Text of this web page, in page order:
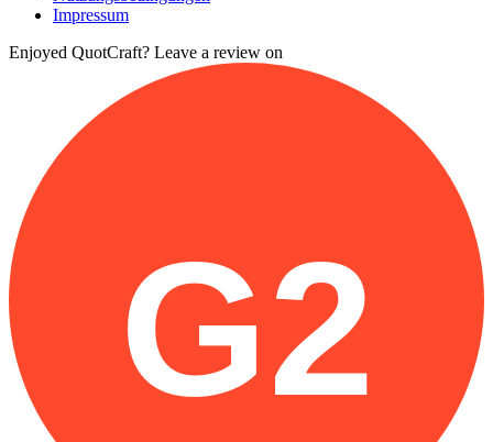
Impressum
Enjoyed QuotCraft? Leave a review on
G2